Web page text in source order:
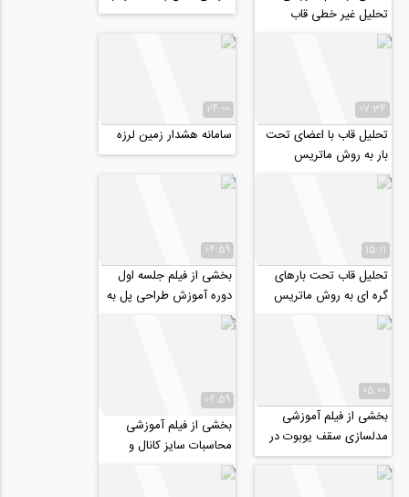
تحلیل غیر خطی قاب
فولادی خمشی دوبعدی در
نرم افزار PERFORM3D
07:34
تحلیل قاب با اعضای تحت
بار به روش ماتریس
جابجایی (ترجمه و دوبله
اختصاصی موسسه...
24:00
سامانه هشدار زمین لرزه
15:11
تحلیل قاب تحت بارهای
گره ای به روش ماتریس
جابجایی (ترجمه و دوبله
اختصاصی موسسه...
04:59
بخشی از فیلم جلسه اول
دوره آموزش طراحی پل به
کمک نرم افزار CSiBridge
05:00
بخشی از فیلم آموزشی
مدلسازی سقف یوبوت در
نرم افزار آباکوس
04:59
بخشی از فیلم آموزشی
محاسبات سایز کانال و
جداول خروجی افت فشار با
استفاده از نرم...